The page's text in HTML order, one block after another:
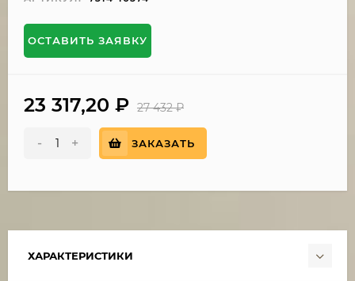
ОСТАВИТЬ ЗАЯВКУ
23 317,20 ₽ 27 432₽
- + ЗАКАЗАТЬ
ХАРАКТЕРИСТИКИ